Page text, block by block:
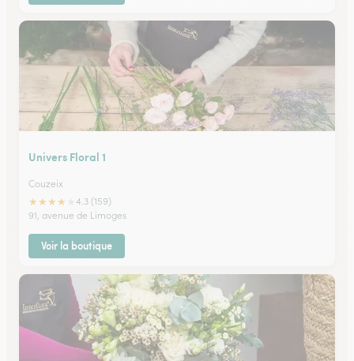
Univers Floral 1
Couzeix
★★★★
4.3 (159)
91, avenue de Limoges
Voir la boutique